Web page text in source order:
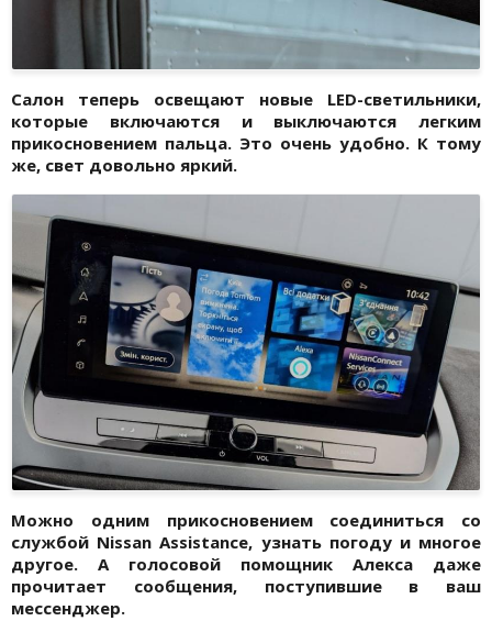
Салон теперь освещают новые LED-светильники,
которые включаются и выключаются легким
прикосновением пальца. Это очень удобно. К тому
же, свет довольно яркий.
Можно одним прикосновением соединиться со
службой Nissan Assistance, узнать погоду и многое
другое. А голосовой помощник Алекса даже
прочитает сообщения, поступившие в ваш
мессенджер.